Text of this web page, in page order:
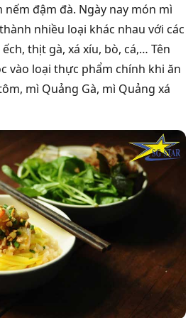
nếm đậm đà. Ngày nay món mì
nhiều loại khác nhau với các
thịt gà, xá xíu, bò, cá,… Tên
vào loại thực phẩm chính khi ăn
mì Quảng Gà, mì Quảng xá